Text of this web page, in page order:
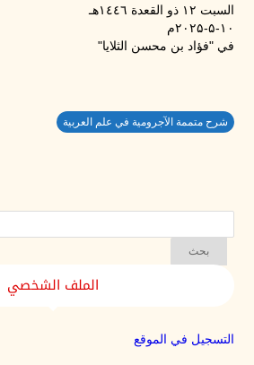
السبت ۱۲ ذو القعدة ۱٤٤٦هـ
۱۰-۵-۲۰۲۵م
في "فؤاد بن محسن الثلايا"
شرح متممة الآجرومية في علم العربية
الملف الشخصي
التسجيل في الموقع